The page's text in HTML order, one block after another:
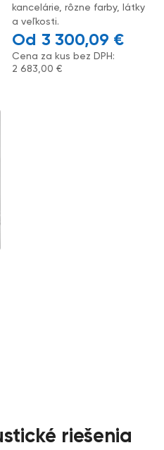
kancelárie, rôzne farby, látky
a veľkosti.
3 300,09 €
Cena za kus bez DPH:
2 683,00€
riešenia